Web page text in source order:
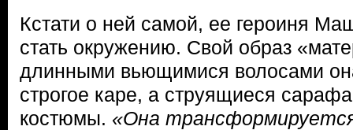
Кстати о ней самой, ее героиня
стать окружению. Свой образ
длинными вьющимися волосами
строгое каре, а струящиеся
костюмы. «Она